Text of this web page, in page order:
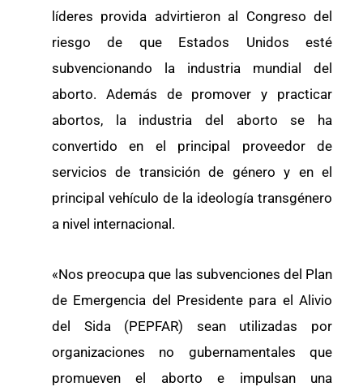
líderes provida advirtieron al Congreso del
riesgo de que Estados Unidos esté
subvencionando la industria mundial del
aborto. Además de promover y practicar
abortos, la industria del aborto se ha
convertido en el principal proveedor de
servicios de transición de género y en el
principal vehículo de la ideología transgénero
a nivel internacional.
«Nos preocupa que las subvenciones del Plan
de Emergencia del Presidente para el Alivio
del Sida (PEPFAR) sean utilizadas por
organizaciones no gubernamentales que
promueven el aborto e impulsan una